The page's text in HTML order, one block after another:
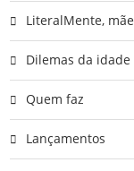
LiteralMente,
Dilemas da idade
Quem faz
Lançamentos